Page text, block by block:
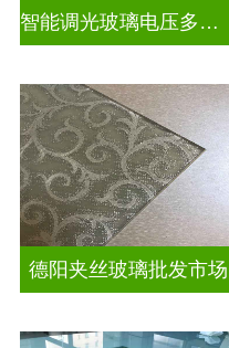
智能调光玻璃电压多少合适
德阳夹丝玻璃批发市场